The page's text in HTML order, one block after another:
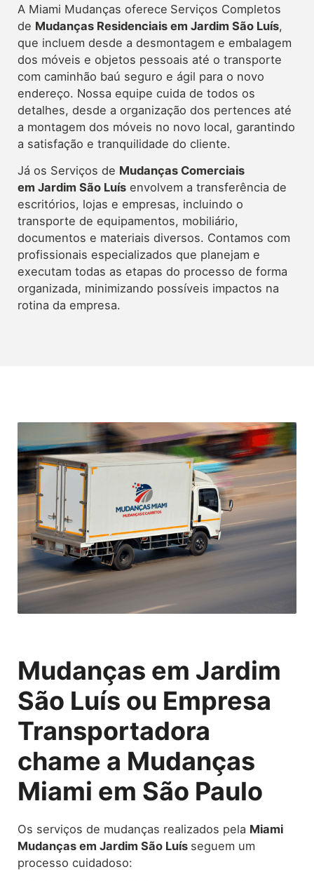
A Miami Mudanças oferece Serviços Completos
de Mudanças Residenciais em Jardim São Luís,
que incluem desde a desmontagem e embalagem
dos móveis e objetos pessoais até o transporte
com caminhão baú seguro e ágil para o novo
endereço. Nossa equipe cuida de todos os
detalhes, desde a organização dos pertences até
a montagem dos móveis no novo local, garantindo
a satisfação e tranquilidade do cliente.
Já os Serviços de Mudanças Comerciais
em Jardim São Luís envolvem a transferência de
escritórios, lojas e empresas, incluindo o
transporte de equipamentos, mobiliário,
documentos e materiais diversos. Contamos com
profissionais especializados que planejam e
executam todas as etapas do processo de forma
organizada, minimizando possíveis impactos na
rotina da empresa.
Mudanças em Jardim
São Luís ou Empresa
Transportadora
chame a Mudanças
Miami em São Paulo
Os serviços de mudanças realizados pela Miami
Mudanças em Jardim São Luís seguem um
processo cuidadoso: